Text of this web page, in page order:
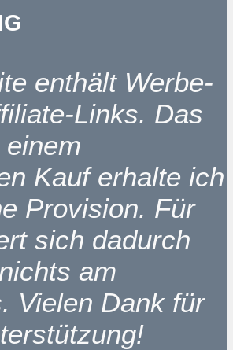
enthält Werbe-
Links. Das
Kauf erhalte ich
Provision. Für
sich dadurch
am
Vielen Dank für